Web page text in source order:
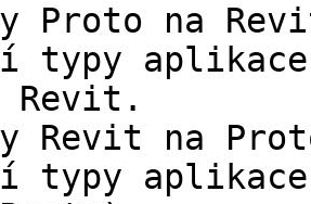
Proto na
typy
Revit.
Revit na
typy